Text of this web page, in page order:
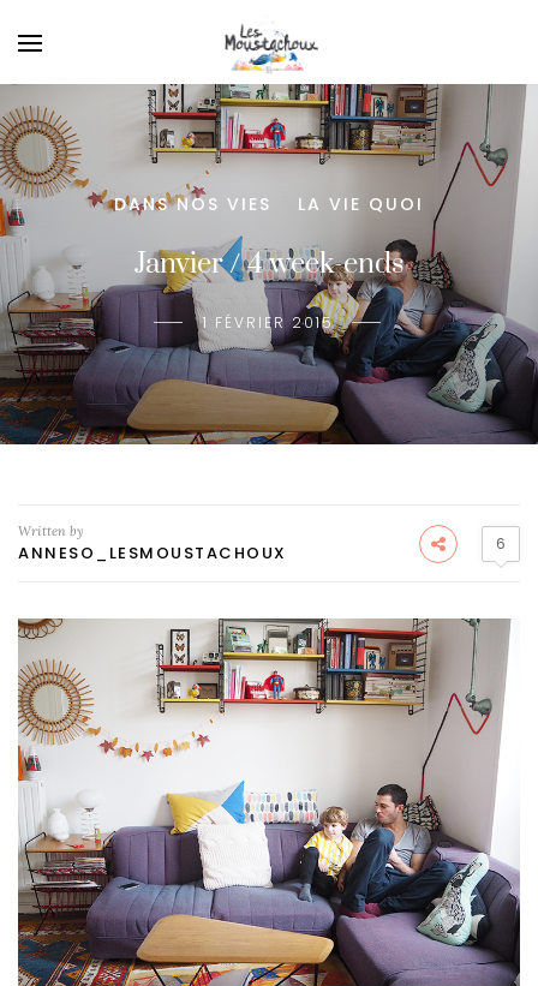
DANS NOS VIES LA VIE QUOI
Janvier / 4 week-ends
1 FÉVRIER 2015
Written by
ANNESO_LESMOUSTACHOUX 6